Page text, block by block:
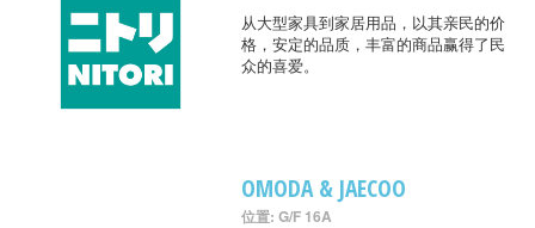
从大型家具到家居用品，以其亲民的价
格，安定的品质，丰富的商品赢得了民
众的喜爱。
OMODA & JAECOO
位置: G/F 16A